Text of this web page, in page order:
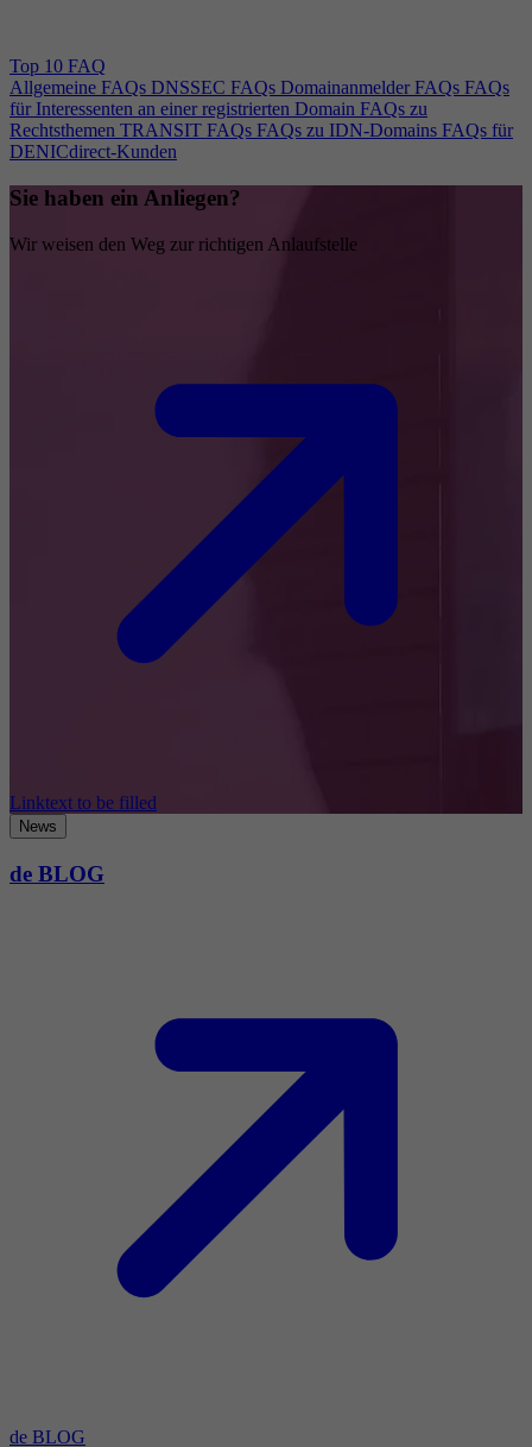
Top 10 FAQ
Allgemeine FAQs DNSSEC FAQs Domainanmelder FAQs FAQs
für Interessenten an einer registrierten Domain FAQs zu
Rechtsthemen TRANSIT FAQs FAQs zu IDN-Domains FAQs für
DENICdirect-Kunden
Sie haben ein Anliegen?
Wir weisen den Weg zur richtigen Anlaufstelle
Linktext to be filled
News
de BLOG
de BLOG